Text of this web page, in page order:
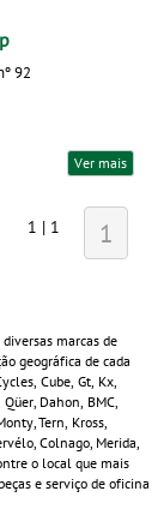
92
Ver mais
1 | 1 1
marcas de
geográfica de cada
Cube, Gt, Kx,
Dahon, BMC,
Tern, Kross,
Colnago, Merida,
o local que mais
e serviço de oficina